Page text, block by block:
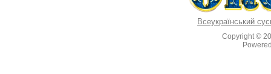
Всеукраїнський
Copyright ©